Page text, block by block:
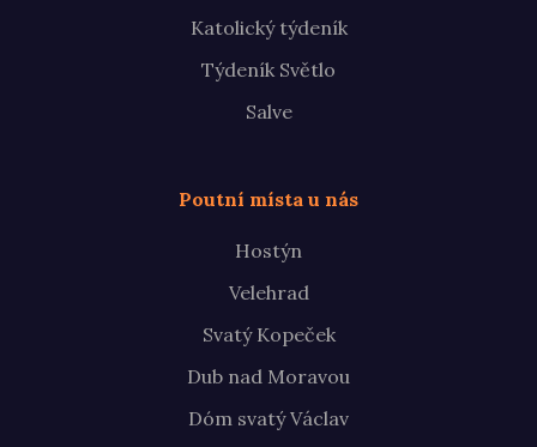
Katolický týdeník
Týdeník Světlo
Salve
Poutní místa u nás
Hostýn
Velehrad
Svatý Kopeček
Dub nad Moravou
Dóm svatý Václav